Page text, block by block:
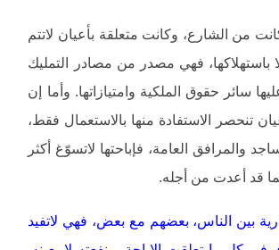
من الشارع، وكانت متعلقة بأعيان لاتتم
باستهلاكها، فهي مصدر من مصادر التمليك
سائر حقوق الملكية وامتيازاتها. وأما إن
تنحصر الاستفادة منها بالاستعمال فقط،
والمرافق العامة، فإباحتها لاتسوّغ أكثر
قد أعدت من أجله.
بين الناس، بعضهم مع بعض، فهي لاتفيد